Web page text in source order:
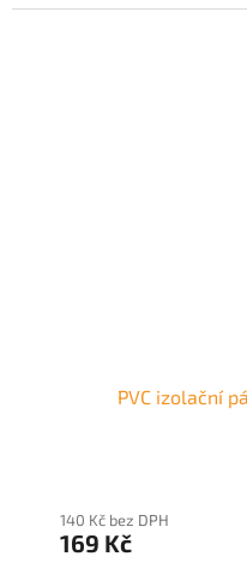
PVC izolační
140 Kč bez DPH
169 Kč